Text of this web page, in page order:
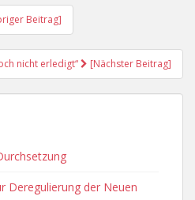
Beitrag]
nicht erledigt“ [Nächster Beitrag]
Deregulierung der Neuen